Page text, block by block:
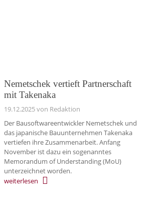
Nemetschek vertieft Partnerschaft
mit Takenaka
19.12.2025von Redaktion
Der Bausoftwareentwickler Nemetschek und
das japanische Bauunternehmen Takenaka
vertiefen ihre Zusammenarbeit. Anfang
November ist dazu ein sogenanntes
Memorandum of Understanding (MoU)
unterzeichnet worden.
weiterlesen